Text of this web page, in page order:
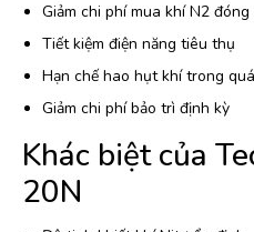
Giảm chi phí mua khí N2 đóng
Tiết kiệm điện năng tiêu thụ
Hạn chế hao hụt khí trong
Giảm chi phí bảo trì định kỳ
Khác biệt của
20N